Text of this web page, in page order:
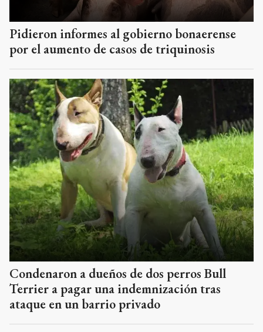
Pidieron informes al gobierno bonaerense
por el aumento de casos de triquinosis
Condenaron a dueños de dos perros Bull
Terrier a pagar una indemnización tras
ataque en un barrio privado